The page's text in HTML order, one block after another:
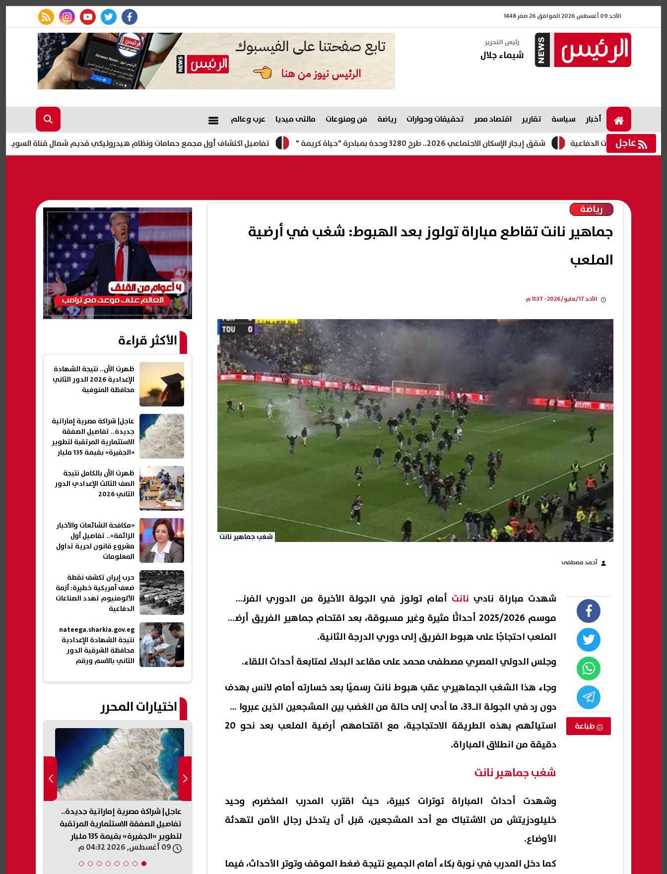
الأحد 09 أغسطس 2026 الموافق 26 صفر 1448
facebook
twitter
youtube
instagram
rss feed
رئيس التحرير
شيماء جلال
أخبار سياسة تقارير اقتصاد مصر تحقيقات وحوارات رياضة فن ومنوعات مالتى ميديا عرب وعالم
عاجل تفاصيل اكتشاف أول مجمع حمامات ونظام هيدروليكي قديم شمال قناة السويس شقق إيجار الإسكان الاجتماعي 2026.. طرح 3280 وحدة بمبادرة "حياة كريمة " الدفاعية
رياضة
جماهير نانت تقاطع مباراة تولوز بعد الهبوط: شغب في أرضية
الملعب
الأحد 17/مايو/2026 - 11:37 م
شغب جماهير نانت
أحمد مصطفى
طباعة
شهدت مباراة نادي نانت أمام تولوز في الجولة الأخيرة من الدوري الفرنسي
موسم 2025/2026 أحداثًا مثيرة وغير مسبوقة، بعد اقتحام جماهير الفريق أرضية
الملعب احتجاجًا على هبوط الفريق إلى دوري الدرجة الثانية.
وجلس الدولي المصري مصطفى محمد على مقاعد البدلاء لمتابعة أحداث اللقاء.
وجاء هذا الشغب الجماهيري عقب هبوطنانت رسميًا بعد خسارته أمام لانس بهدف
دون رد في الجولة الـ33، ما أدى إلى حالة من الغضب بين المشجعين الذين عبروا عن
استيائهم بهذه الطريقة الاحتجاجية، مع اقتحامهم أرضية الملعب بعد نحو 20
دقيقة من انطلاق المباراة.
شغب جماهير نانت
وشهدت أحداث المباراة توترات كبيرة، حيث اقترب المدرب المخضرم وحيد
خليلودزيتش من الاشتباك مع أحد المشجعين، قبل أن يتدخل رجال الأمن لتهدئة
الأوضاع.
كما دخل المدرب في نوبة بكاء أمام الجميع نتيجة ضغط الموقف وتوتر الأحداث، فيما
الأكثر قراءة
ظهرت الآن.. نتيجة الشهادة
الإعدادية 2026 الدور الثاني
محافظة المنوفية
عاجل| شراكة مصرية إماراتية
جديدة.. تفاصيل الصفقة
الاستثمارية المرتقبة لتطوير
«الجفيرة» بقيمة 135 مليار
ظهرت الآن بالكامل نتيجة
الصف الثالث الإعدادي الدور
الثاني 2026
«مكافحة الشائعات والأخبار
الزائفة».. تفاصيل أول
مشروع قانون لحرية تداول
المعلومات
حرب إيران تكشف نقطة
ضعف أمريكية خطيرة: أزمة
الألومنيوم تهدد الصناعات
الدفاعية
nateega.sharkia.gov.eg
نتيجة الشهادة الإعدادية
محافظة الشرقية الدور
الثاني بالاسم ورقم
اختيارات المحرر
ونظام هيدروليكي قديم شمال قناة
طرح 3280 وحدة بمبادرة "حياة كريمة
فضلوا النصيحة وترك اختيار الكلية
عاجل| شراكة مصرية إماراتية جديدة..
تفاصيل الصفقة الاستثمارية المرتقبة
لتطوير «الجفيرة» بقيمة 135 مليار
جنيه